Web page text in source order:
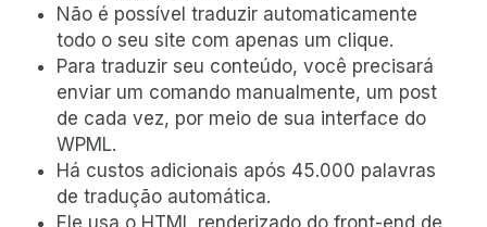
Não é possível traduzir automaticamente
todo o seu site com apenas um clique.
Para traduzir seu conteúdo, você precisará
enviar um comando manualmente, um post
de cada vez, por meio de sua interface do
WPML.
Há custos adicionais após 45.000 palavras
de tradução automática.
Ele usa o HTML renderizado do front-end de